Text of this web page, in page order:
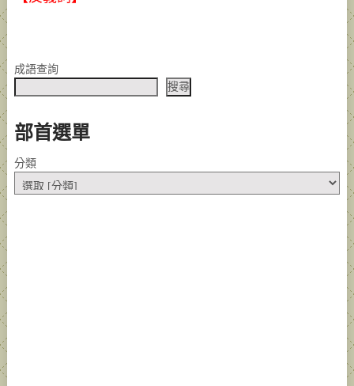
成語查詢
搜尋
部首選單
分類